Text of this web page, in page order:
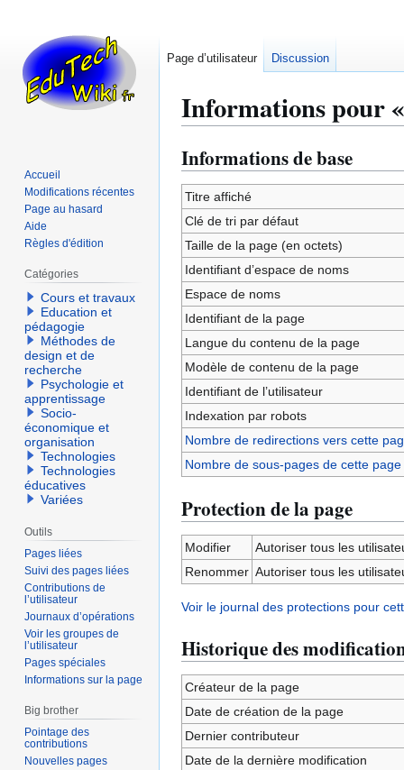
Informations pour
Aller
à
la
navigation
Aller
à
la
recherche
Informations de base
Titre affiché
Clé de tri par défaut
Taille de la page (en octets)
Identifiant dʼespace de noms
Espace de noms
Identifiant de la page
Langue du contenu de la page
Modèle de contenu de la page
Identifiant de l’utilisateur
Indexation par robots
Nombre de redirections vers cette
Nombre de sous-pages de cette page
Protection de la page
Modifier
Autoriser tous les
Renommer Autoriser tous les
Voir le journal des protections pour
Historique des
Créateur de la page
Date de création de la page
Dernier contributeur
Date de la dernière modification
Page d’utilisateur Discussion
Accueil
Modifications récentes
Page au hasard
Aide
Règles d'édition
Catégories
Cours et travaux
Education et
pédagogie
Méthodes de
design et de
recherche
Psychologie et
apprentissage
Socio-
économique et
organisation
Technologies
Technologies
éducatives
Variées
Outils
Pages liées
Suivi des pages liées
Contributions de
l’utilisateur
Journaux d’opérations
Voir les groupes de
l’utilisateur
Pages spéciales
Informations sur la page
Big brother
Pointage des
contributions
Nouvelles pages